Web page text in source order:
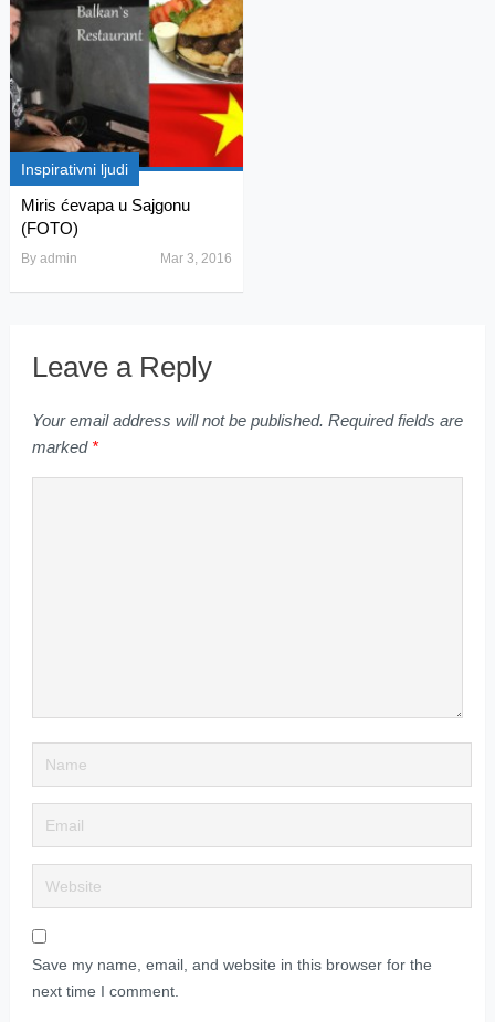
Inspirativni ljudi
Miris ćevapa u Sajgonu
(FOTO)
By admin Mar 3, 2016
Leave a Reply
Your email address will not be published. Required fields are
marked *
Save my name, email, and website in this browser for the
next time I comment.